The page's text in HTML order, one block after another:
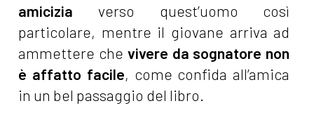
amicizia verso quest’uomo così
particolare, mentre il giovane arriva ad
ammettere che vivere da sognatore non
è affatto facile, come confida all’amica
in un bel passaggio del libro.